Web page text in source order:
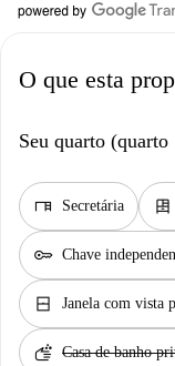
O que esta
Seu quarto (quarto
desk Secretária dresser
key Chave
window_closed Janela com vista
soap Casa de banho